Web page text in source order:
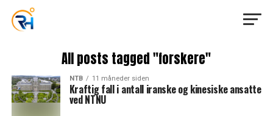
All posts tagged "forskere"
NTB 11 måneder siden
Kraftig fall i antall iranske og kinesiske ansatte
ved NTNU